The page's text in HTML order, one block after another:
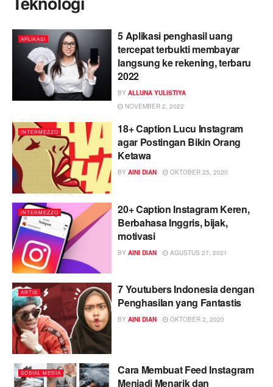
APLIKASI
5 Aplikasi penghasil uang
tercepat terbukti membayar
langsung ke rekening, terbaru
2022
BY ALLUNA YULISTIYA
NOVEMBER 2, 2022
INTERMEZZO
18+ Caption Lucu Instagram
agar Postingan Bikin Orang
Ketawa
BY AINI DIAN OKTOBER 25, 2020
INTERMEZZO
20+ Caption Instagram Keren,
Berbahasa Inggris, bijak,
motivasi
BY AINI DIAN AGUSTUS 27, 2021
ARTIS
7 Youtubers Indonesia dengan
Penghasilan yang Fantastis
BY AINI DIAN OKTOBER 2, 2020
SOSIAL MEDIA
Cara Membuat Feed Instagram
Menjadi Menarik dan